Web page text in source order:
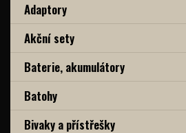
Adaptory
Akční sety
Baterie, akumulátory
Batohy
Bivaky a přístřešky